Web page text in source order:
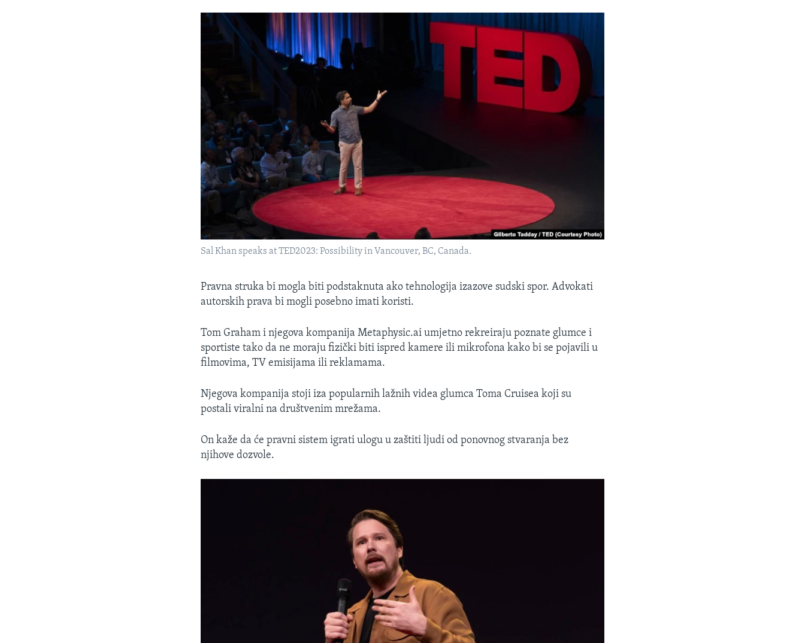
Sal Khan speaks at TED2023: Possibility in Vancouver, BC, Canada.
Pravna struka bi mogla biti podstaknuta ako tehnologija izazove sudski spor. Advokati
autorskih prava bi mogli posebno imati koristi.
Tom Graham i njegova kompanija Metaphysic.ai umjetno rekreiraju poznate glumce i
sportiste tako da ne moraju fizički biti ispred kamere ili mikrofona kako bi se pojavili u
filmovima, TV emisijama ili reklamama.
Njegova kompanija stoji iza popularnih lažnih videa glumca Toma Cruisea koji su
postali viralni na društvenim mrežama.
On kaže da će pravni sistem igrati ulogu u zaštiti ljudi od ponovnog stvaranja bez
njihove dozvole.